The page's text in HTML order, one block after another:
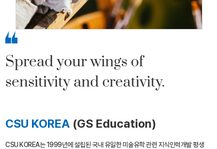
Spread your wings of
sensitivity and creativity.
CSU KOREA (GS Education)
CSU KOREA는 1999년에 설립된 국내 유일한 미술유학 관련 지식인력개발 평생